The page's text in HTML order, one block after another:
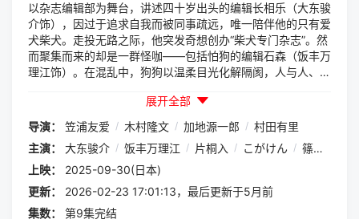
以杂志编辑部为舞台，讲述四十岁出头的编辑长相乐（大东骏
介饰），因过于追求自我而被同事疏远，唯一陪伴他的只有爱
犬柴犬。走投无路之际，他突发奇想创办“柴犬专门杂志”。然
而聚集而来的却是一群怪咖——包括怕狗的编辑石森（饭丰万
理江饰）。在混乱中，狗狗以温柔目光化解隔阂，人与人、人
治愈之力的温暖群像剧。展开全部
导演：
笠浦友爱 / 木村隆文 / 加地源一郎 / 村田有里
主演：
大东骏介 / 饭丰万理江 / 片桐入 / こがけん / 篠原悠伸
上映：
2025-09-30(日本)
更新：
2026-02-23 17:01:13，最后更新于5月前
集数：
第9集完结